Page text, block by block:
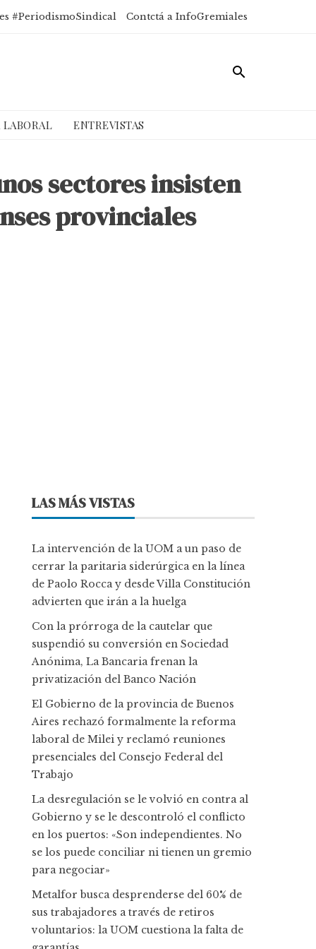
#PeriodismoSindical Contctá a InfoGremiales
LABORAL ENTREVISTAS
sectores insisten
provinciales
LAS MÁS VISTAS
La intervención de la UOM a un paso de
cerrar la paritaria siderúrgica en la línea
de Paolo Rocca y desde Villa Constitución
advierten que irán a la huelga
Con la prórroga de la cautelar que
suspendió su conversión en Sociedad
Anónima, La Bancaria frenan la
privatización del Banco Nación
El Gobierno de la provincia de Buenos
Aires rechazó formalmente la reforma
laboral de Milei y reclamó reuniones
presenciales del Consejo Federal del
Trabajo
La desregulación se le volvió en contra al
Gobierno y se le descontroló el conflicto
en los puertos: «Son independientes. No
se los puede conciliar ni tienen un gremio
para negociar»
Metalfor busca desprenderse del 60% de
sus trabajadores a través de retiros
voluntarios: la UOM cuestiona la falta de